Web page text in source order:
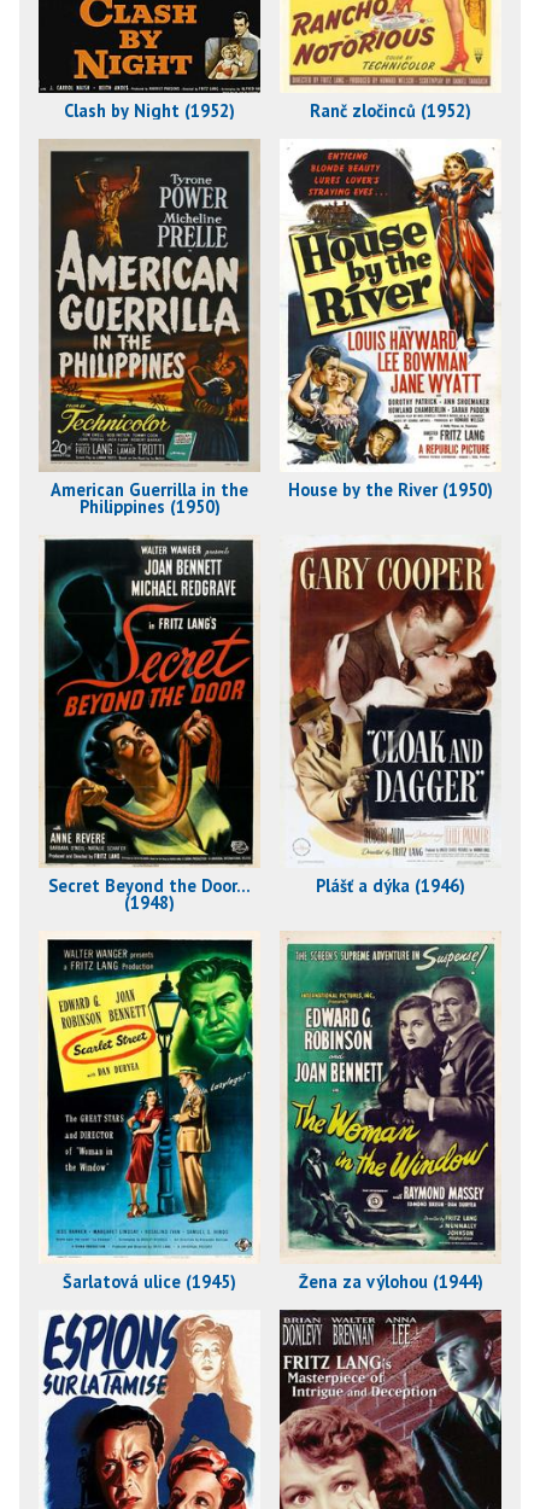
Clash by Night (1952) Ranč zločinců (1952)
American Guerrilla in the
Philippines (1950)
House by the River (1950)
Secret Beyond the Door...
(1948)
Plášť a dýka (1946)
Šarlatová ulice (1945) Žena za výlohou (1944)